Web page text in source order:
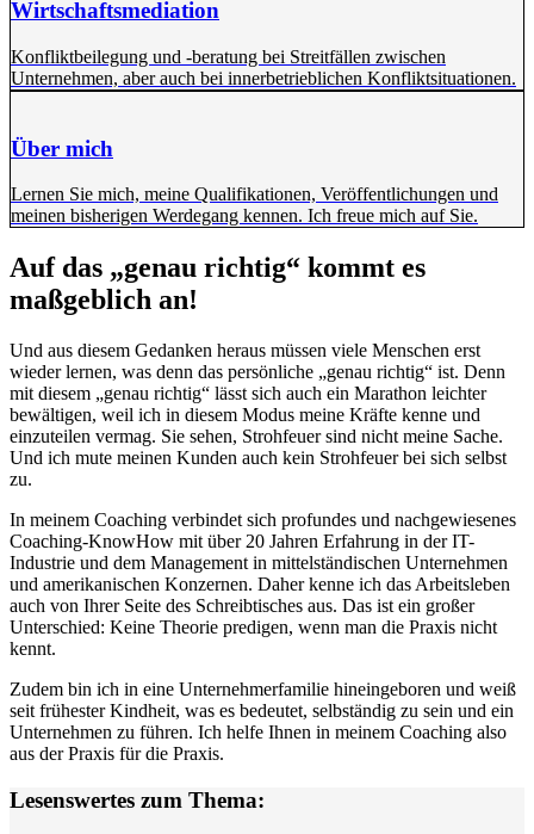
Wirtschaftsmediation
Konfliktbeilegung und -beratung bei Streitfällen zwischen
Unternehmen, aber auch bei innerbetrieblichen Konfliktsituationen.
Über mich
Lernen Sie mich, meine Qualifikationen, Veröffentlichungen und
meinen bisherigen Werdegang kennen. Ich freue mich auf Sie.
Auf das „genau richtig“ kommt es
maßgeblich an!
Und aus diesem Gedanken heraus müssen viele Menschen erst
wieder lernen, was denn das persönliche „genau richtig“ ist. Denn
mit diesem „genau richtig“ lässt sich auch ein Marathon leichter
bewältigen, weil ich in diesem Modus meine Kräfte kenne und
einzuteilen vermag. Sie sehen, Strohfeuer sind nicht meine Sache.
Und ich mute meinen Kunden auch kein Strohfeuer bei sich selbst
zu.
In meinem Coaching verbindet sich profundes und nachgewiesenes
Coaching-KnowHow mit über 20 Jahren Erfahrung in der IT-
Industrie und dem Management in mittelständischen Unternehmen
und amerikanischen Konzernen. Daher kenne ich das Arbeitsleben
auch von Ihrer Seite des Schreibtisches aus. Das ist ein großer
Unterschied: Keine Theorie predigen, wenn man die Praxis nicht
kennt.
Zudem bin ich in eine Unternehmerfamilie hineingeboren und weiß
seit frühester Kindheit, was es bedeutet, selbständig zu sein und ein
Unternehmen zu führen. Ich helfe Ihnen in meinem Coaching also
aus der Praxis für die Praxis.
Lesenswertes zum Thema: